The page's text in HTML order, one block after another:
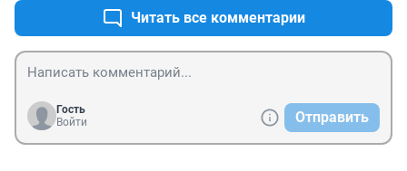
Читать все комментарии
Гость
Войти
Отправить